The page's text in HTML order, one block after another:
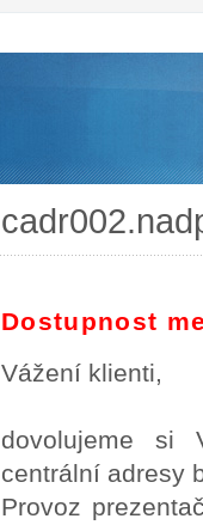
Dostupnost
Vážení klienti,
dovolujeme si
centrální adresy
Provoz